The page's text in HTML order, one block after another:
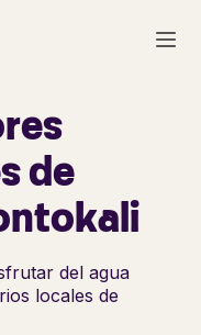
de
del agua
locales de